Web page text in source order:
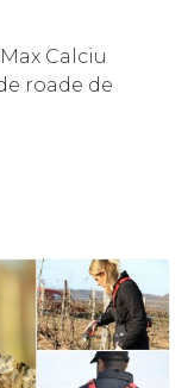
Calciu
roade de